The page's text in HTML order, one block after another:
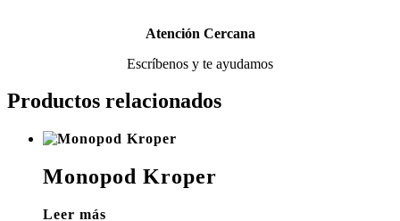
Atención Cercana
Escríbenos y te ayudamos
Productos relacionados
Monopod Kroper
Leer más